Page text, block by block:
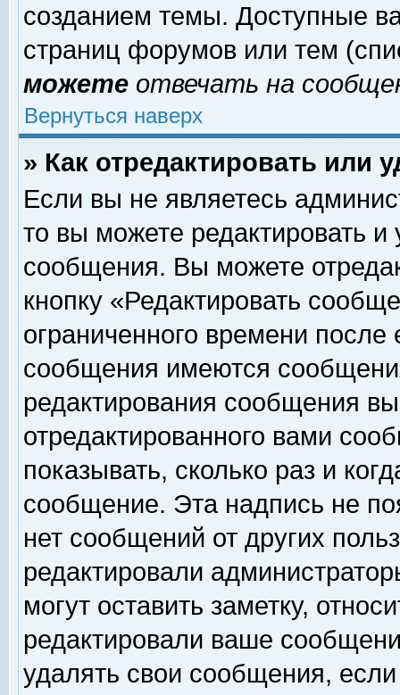
созданием темы. Доступные
страниц форумов или тем
можете отвечать на
Вернуться наверх
» Как отредактировать или
Если вы не являетесь
то вы можете редактировать и
сообщения. Вы можете
кнопку «Редактировать
ограниченного времени
сообщения имеются
редактирования сообщения
отредактированного вами
показывать, сколько раз и
сообщение. Эта надпись не
нет сообщений от других
редактировали
могут оставить заметку,
редактировали ваше
удалять свои сообщения,